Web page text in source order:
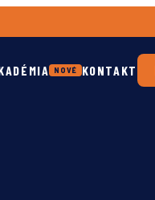
NOVÉ KONTAKT